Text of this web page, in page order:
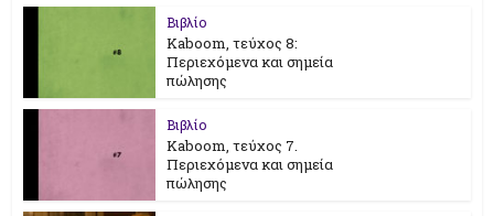
Βιβλίο
Kaboom, τεύχος 8:
Περιεχόμενα και σημεία
πώλησης
Βιβλίο
Kaboom, τεύχος 7.
Περιεχόμενα και σημεία
πώλησης